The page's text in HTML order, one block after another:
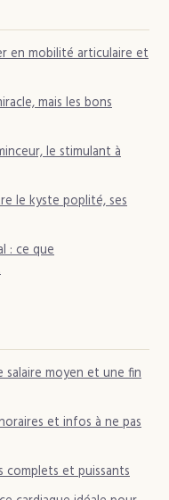
en mobilité articulaire et
mais les bons
le stimulant à
le kyste poplité, ses
: ce que
salaire moyen et une fin
et infos à ne pas
complets et puissants